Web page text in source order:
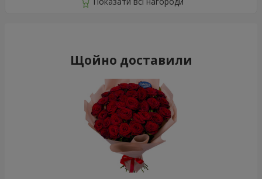
Щойно доставили